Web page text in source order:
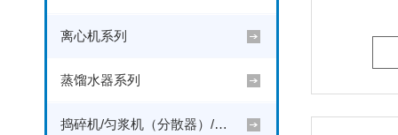
离心机系列
蒸馏水器系列
捣碎机/匀浆机（分散器）/粉碎机